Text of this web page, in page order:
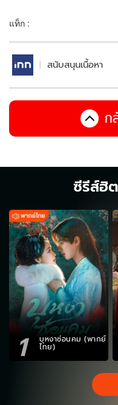
แท็ก :
สนับสนุนเนื้อหา
ก
ซีรีส์ฮิ
1 บุหงาซ่อนคม (พากย์
ไทย)